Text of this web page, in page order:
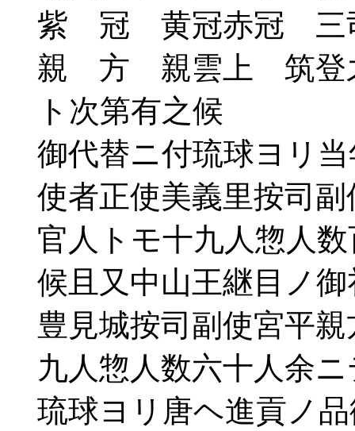
紫 冠 黄冠赤冠 三
親 方 親雲上 筑登
ト次第有之候
御代替ニ付琉球ヨリ当
使者正使美義里按司副
官人トモ十九人惣人数
候且又中山王継目ノ御
豊見城按司副使宮平親
九人惣人数六十人余ニ
琉球ヨリ唐ヘ進貢ノ品